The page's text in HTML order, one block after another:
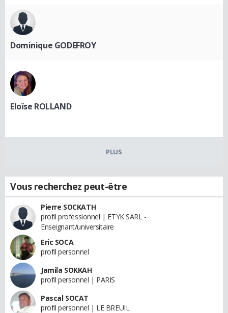
Dominique GODEFROY
Eloïse ROLLAND
PLUS
Vous recherchez peut-être
Pierre SOCKATH
profil professionnel | ETYK SARL -
Enseignant/universitaire
Eric SOCA
profil personnel
Jamila SOKKAH
profil personnel | PARIS
Pascal SOCAT
profil personnel | LE BREUIL